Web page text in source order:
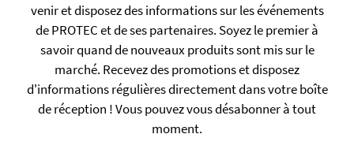
venir et disposez des informations sur les événements
de PROTEC et de ses partenaires. Soyez le premier à
savoir quand de nouveaux produits sont mis sur le
marché. Recevez des promotions et disposez
d'informations régulières directement dans votre boîte
de réception ! Vous pouvez vous désabonner à tout
moment.